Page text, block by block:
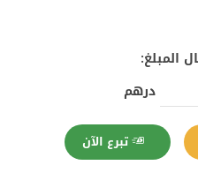
المبلغ:
درهم